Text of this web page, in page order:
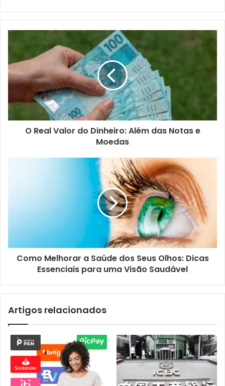
O Real Valor do Dinheiro: Além das Notas e
Moedas
Como Melhorar a Saúde dos Seus Olhos: Dicas
Essenciais para uma Visão Saudável
Artigos relacionados